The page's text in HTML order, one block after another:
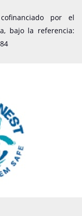
por el
bajo la referencia: